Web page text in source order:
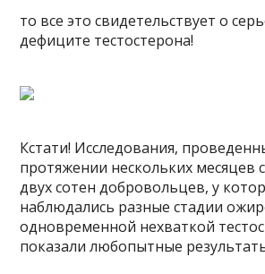
то все это свидетельствует о
дефиците тестостерона!
Кстати! Исследования,
протяжении нескольких месяцев
двух сотен добровольцев, у
наблюдались разные стадии
одновременной нехваткой
показали любопытные